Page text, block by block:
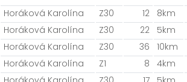
Horáková Karolína Z30 12 8km
Horáková Karolína Z30 22 5km
Horáková Karolína Z30 36 10km
Horáková Karolína Z1 8 4km